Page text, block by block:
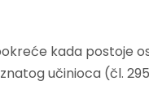
kada postoje
učinioca (čl.